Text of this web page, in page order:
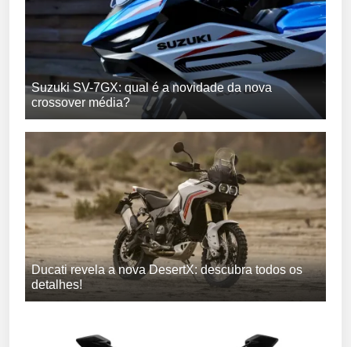
Suzuki SV-7GX: qual é a novidade da nova
crossover média?
Ducati revela a nova DesertX: descubra todos os
detalhes!